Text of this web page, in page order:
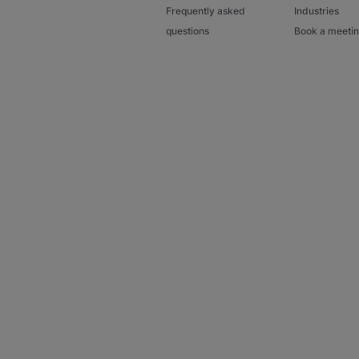
Frequently asked
questions
Industries
Book a